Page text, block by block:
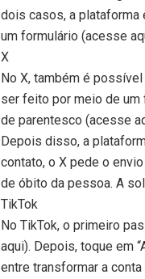
dois casos, a plataforma
um formulário (acesse
X
No X, também é
ser feito por meio de um
de parentesco (acesse
Depois disso, a
contato, o X pede o
de óbito da pessoa. A
TikTok
No TikTok, o primeiro
aqui). Depois, toque em
entre transformar a